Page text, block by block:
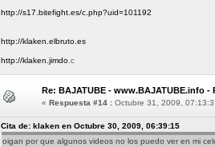
http://s17.bitefight.es/c.php?uid=101192
http://klaken.elbruto.es
http://klaken.jimdo.c
Re: BAJATUBE - www.BAJATUBE.info -
« Respuesta #14 : Octubre 31, 2009,
Cita de: klaken en Octubre 30, 2009, 06:39:15
oigan por que algunos videos no los puedo ver en mi